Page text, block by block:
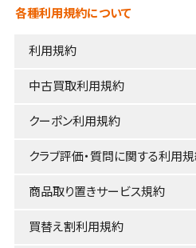
各種利用規約について
利用規約
中古買取利用規約
クーポン利用規約
クラブ評価・質問に関する利用
商品取り置きサービス規約
買替え割利用規約